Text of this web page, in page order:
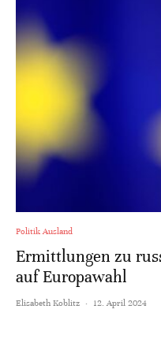
Politik Ausland
Ermittlungen zu
auf Europawahl
Elisabeth Koblitz · 12. April 2024